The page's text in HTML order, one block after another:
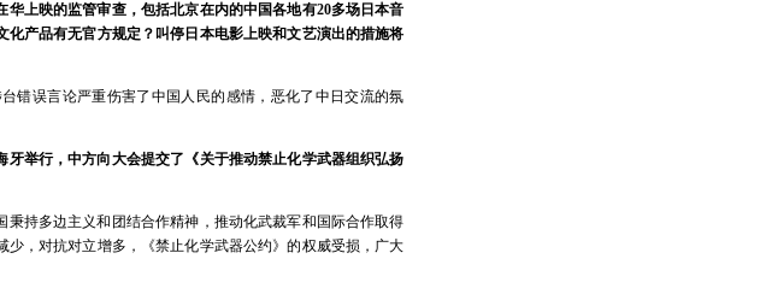
上映的监管审查，包括北京在内的中国各地有20多场日本音
产品有无官方规定？叫停日本电影上映和文艺演出的措施将
错误言论严重伤害了中国人民的感情，恶化了中日交流的氛
举行，中方向大会提交了《关于推动禁止化学武器组织弘扬
持多边主义和团结合作精神，推动化武裁军和国际合作取得
，对抗对立增多，《禁止化学武器公约》的权威受损，广大